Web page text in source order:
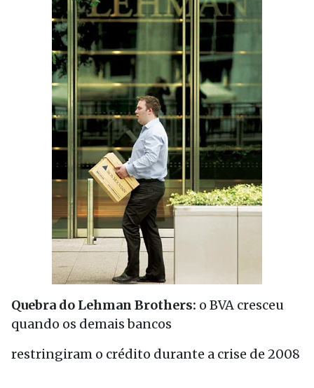
Quebra do Lehman Brothers: o BVA cresceu
quando os demais bancos
restringiram o crédito durante a crise de 2008